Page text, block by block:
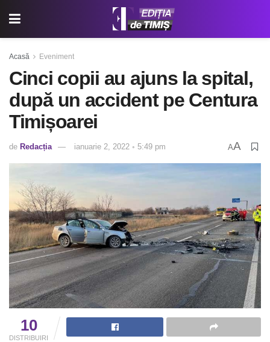
Acasă Eveniment
Cinci copii au ajuns la spital,
după un accident pe Centura
Timișoarei
de Redacția ianuarie 2, 2022 ◦ 5:49 pm AA
10
DISTRIBUIRI